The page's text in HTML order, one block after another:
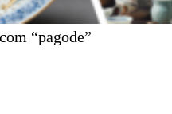
“pagode”